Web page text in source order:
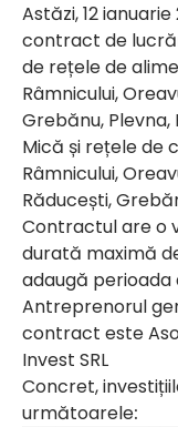
Astăzi, 12
contract de
de rețele de
Râmnicului,
Grebănu, Plevna,
Mică și rețele de
Râmnicului,
Răducești,
Contractul are o
durată maximă
adaugă perioada
Antreprenorul
contract este
Invest SRL
Concret,
următoarele: